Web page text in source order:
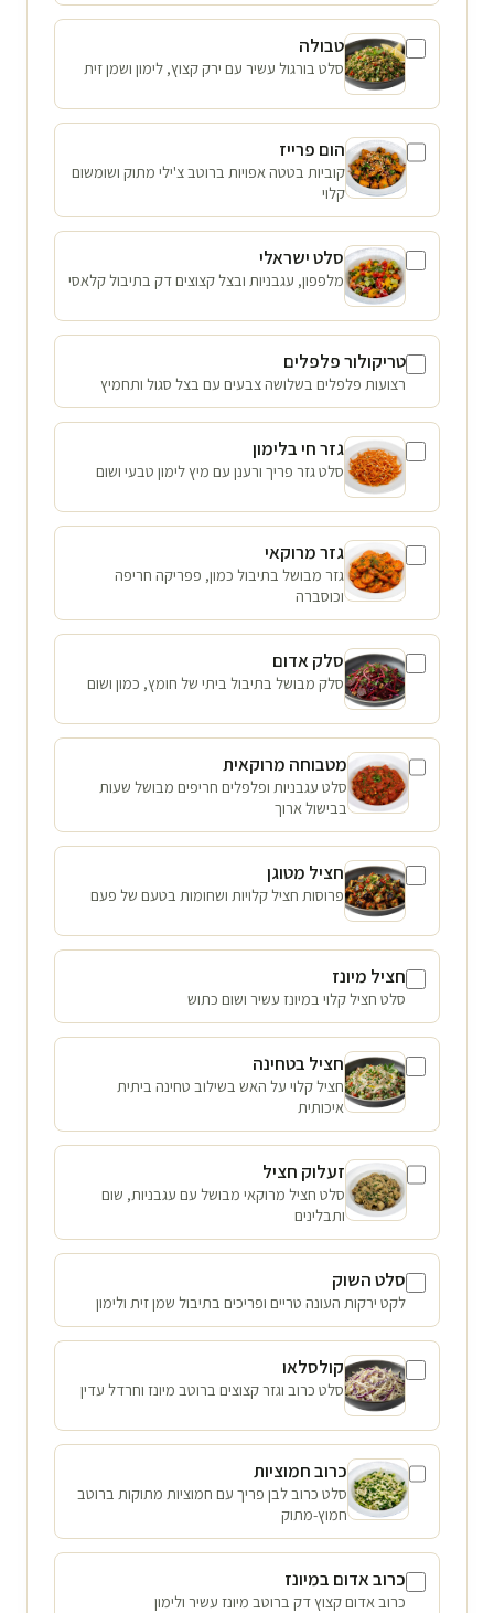
טבולה
סלט בורגול עשיר עם ירק קצוץ, לימון ושמן זית
הום פרייז
קוביות בטטה אפויות ברוטב צ'ילי מתוק ושומשום
קלוי
סלט ישראלי
מלפפון, עגבניות ובצל קצוצים דק בתיבול קלאסי
טריקולור פלפלים
רצועות פלפלים בשלושה צבעים עם בצל סגול ותחמיץ
גזר חי בלימון
סלט גזר פריך ורענן עם מיץ לימון טבעי ושום
גזר מרוקאי
גזר מבושל בתיבול כמון, פפריקה חריפה
וכוסברה
סלק אדום
סלק מבושל בתיבול ביתי של חומץ, כמון ושום
מטבוחה מרוקאית
סלט עגבניות ופלפלים חריפים מבושל שעות
בבישול ארוך
חציל מטוגן
פרוסות חציל קלויות ושחומות בטעם של פעם
חציל מיונז
סלט חציל קלוי במיונז עשיר ושום כתוש
חציל בטחינה
חציל קלוי על האש בשילוב טחינה ביתית
איכותית
זעלוק חציל
סלט חציל מרוקאי מבושל עם עגבניות, שום
ותבלינים
סלט השוק
לקט ירקות העונה טריים ופריכים בתיבול שמן זית ולימון
קולסלאו
סלט כרוב וגזר קצוצים ברוטב מיונז וחרדל עדין
כרוב חמוציות
סלט כרוב לבן פריך עם חמוציות מתוקות ברוטב
חמוץ-מתוק
כרוב אדום במיונז
כרוב אדום קצוץ דק ברוטב מיונז עשיר ולימון